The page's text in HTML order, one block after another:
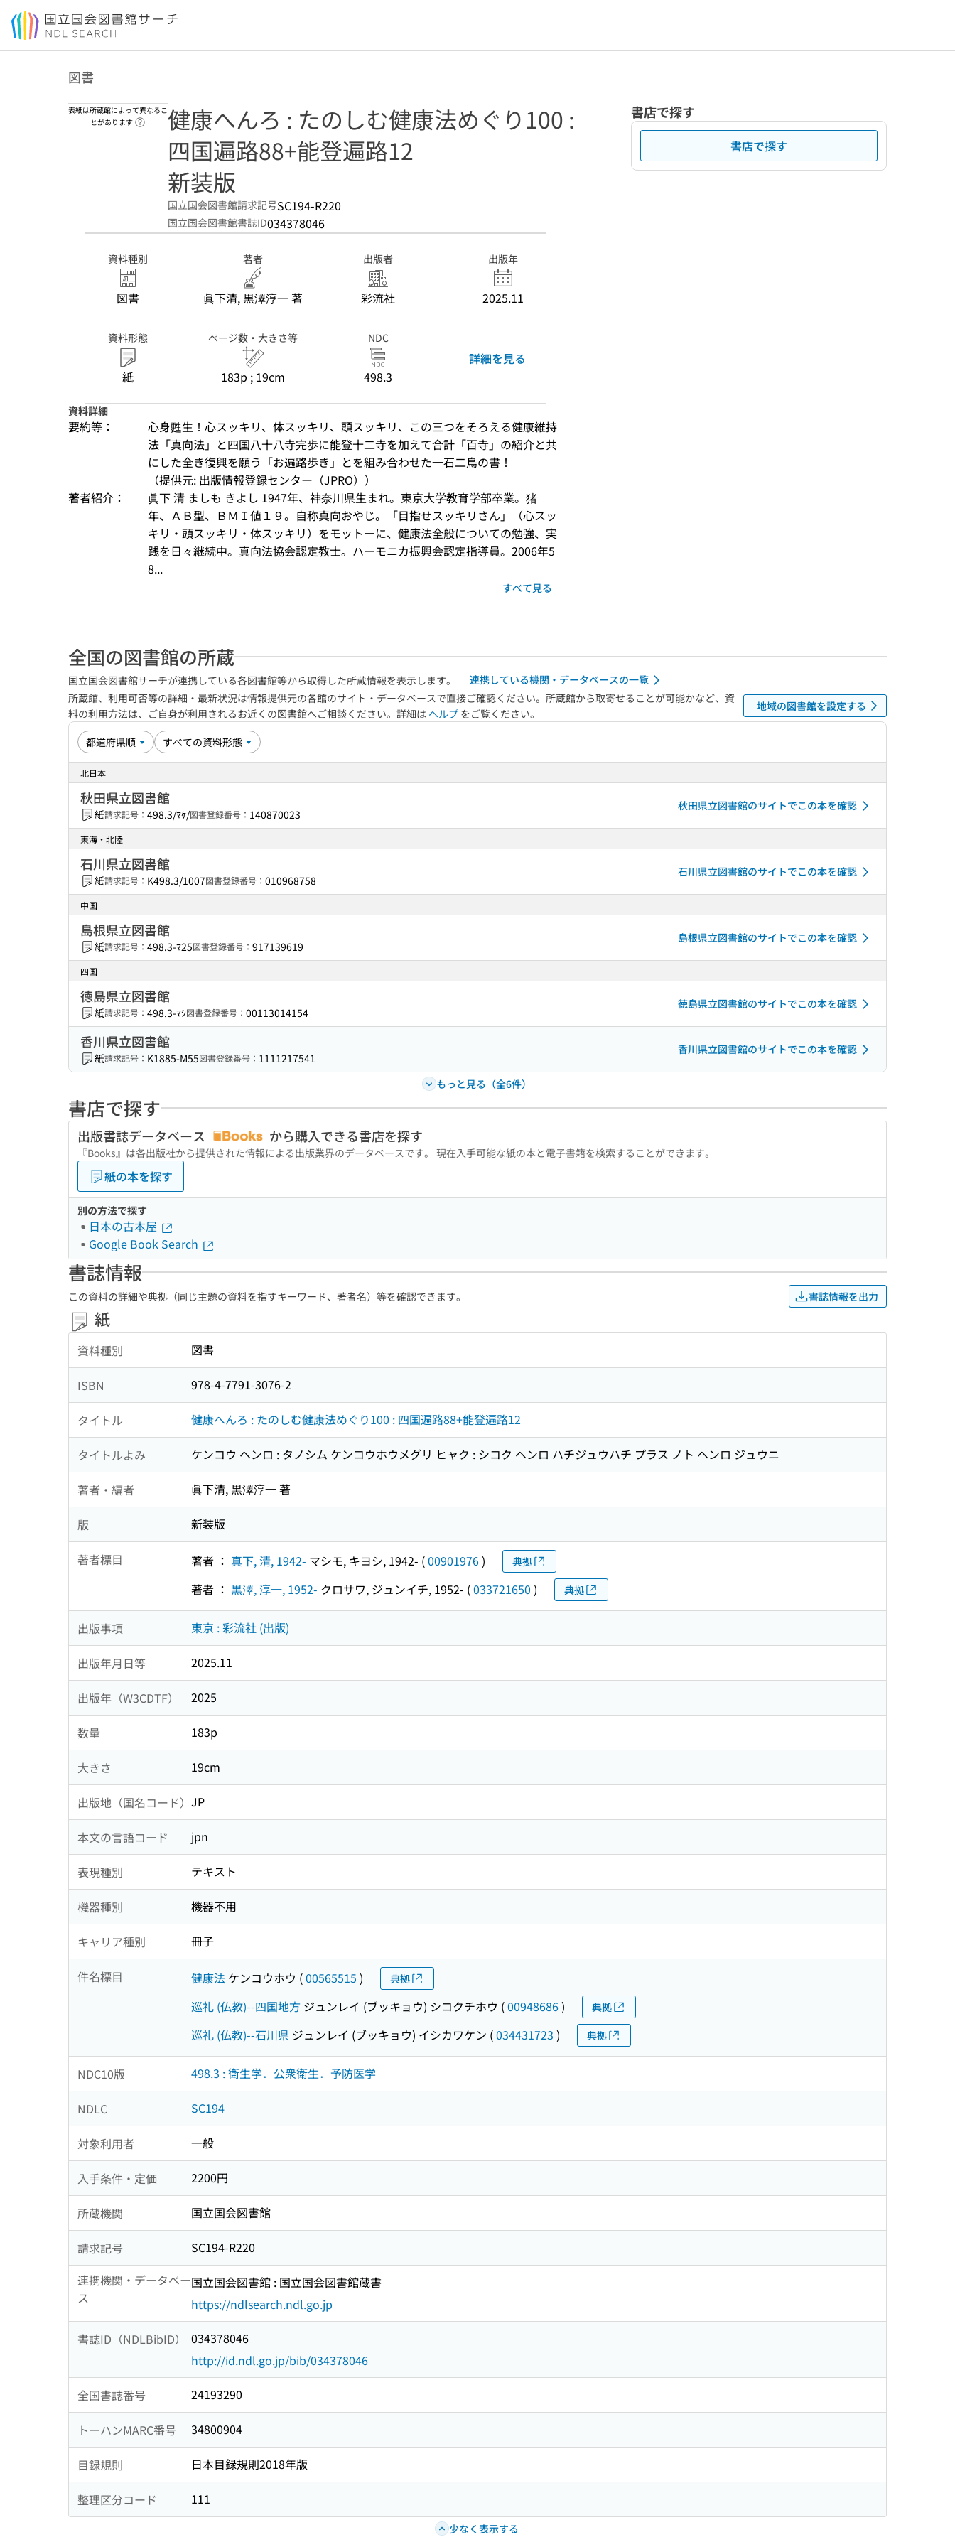
本文へ移動
図書
表紙は所蔵館によって異なるこ
とがあります
ヘルプページへのリンク
健康へんろ : たのしむ健康法めぐり100 :
四国遍路88+能登遍路12
新装版
国立国会図書館請求記号SC194-R220
国立国会図書館書誌ID034378046
資料種別
図書
著者
眞下清, 黒澤淳一 著
出版者
彩流社
出版年
2025.11
資料形態
紙
ページ数・大きさ等
183p ; 19cm
NDC
498.3
詳細を見る
資料詳細
要約等：
心身甦生！心スッキリ、体スッキリ、頭スッキリ、この三つをそろえる健康維持
法「真向法」と四国八十八寺完歩に能登十二寺を加えて合計「百寺」の紹介と共
にした全き復興を願う「お遍路歩き」とを組み合わせた一石二鳥の書！
（提供元: 出版情報登録センター（JPRO））
著者紹介：
眞下 清 ましも きよし 1947年、神奈川県生まれ。東京大学教育学部卒業。猪
年、ＡＢ型、ＢＭＩ値１９。自称真向おやじ。「目指せスッキリさん」（心スッ
キリ・頭スッキリ・体スッキリ）をモットーに、健康法全般についての勉強、実
践を日々継続中。真向法協会認定教士。ハーモニカ振興会認定指導員。2006年5
8...
すべて見る
書店で探す
書店で探す
全国の図書館の所蔵
国立国会図書館サーチが連携している各図書館等から取得した所蔵情報を表示します。
連携している機関・データベースの一覧
所蔵館、利用可否等の詳細・最新状況は情報提供元の各館のサイト・データベースで直接ご確認ください。所蔵館から取寄せることが可能かなど、資
料の利用方法は、ご自身が利用されるお近くの図書館へご相談ください。詳細は ヘルプ をご覧ください。
地域の図書館を設定する
北日本
秋田県立図書館
紙請求記号： 498.3/ﾏｹ/図書登録番号： 140870023
秋田県立図書館のサイトでこの本を確認
東海・北陸
石川県立図書館
紙請求記号： K498.3/1007図書登録番号： 010968758
石川県立図書館のサイトでこの本を確認
中国
島根県立図書館
紙請求記号： 498.3-ﾏ25図書登録番号： 917139619
島根県立図書館のサイトでこの本を確認
四国
徳島県立図書館
紙請求記号： 498.3-ﾏｼ図書登録番号： 00113014154
徳島県立図書館のサイトでこの本を確認
香川県立図書館
紙請求記号： K1885-M55図書登録番号： 1111217541
香川県立図書館のサイトでこの本を確認
もっと見る（全6件）
書店で探す
出版書誌データベース から購入できる書店を探す
『Books』は各出版社から提供された情報による出版業界のデータベースです。 現在入手可能な紙の本と電子書籍を検索することができます。
紙の本を探す
別の方法で探す
日本の古本屋
Google Book Search
書誌情報
この資料の詳細や典拠（同じ主題の資料を指すキーワード、著者名）等を確認できます。 書誌情報を出力
紙
資料種別 図書
ISBN 978-4-7791-3076-2
タイトル 健康へんろ : たのしむ健康法めぐり100 : 四国遍路88+能登遍路12
タイトルよみ ケンコウ ヘンロ : タノシム ケンコウホウメグリ ヒャク : シコク ヘンロ ハチジュウハチ プラス ノト ヘンロ ジュウニ
著者・編者 眞下清, 黒澤淳一 著
版 新装版
著者標目 著者 ： 真下, 清, 1942- マシモ, キヨシ, 1942- (00901976) 典拠
著者 ： 黒澤, 淳一, 1952- クロサワ, ジュンイチ, 1952- (033721650 ) 典拠
出版事項 東京 : 彩流社 (出版)
出版年月日等 2025.11
出版年（W3CDTF） 2025
数量 183p
大きさ 19cm
出版地（国名コード） JP
本文の言語コード jpn
表現種別 テキスト
機器種別 機器不用
キャリア種別 冊子
件名標目 健康法 ケンコウホウ (00565515 ) 典拠
巡礼 (仏教)--四国地方 ジュンレイ (ブッキョウ) シコクチホウ (00948686) 典拠
巡礼 (仏教)--石川県 ジュンレイ (ブッキョウ) イシカワケン (034431723 ) 典拠
NDC10版 498.3 : 衛生学．公衆衛生．予防医学
NDLC SC194
対象利用者 一般
入手条件・定価 2200円
所蔵機関 国立国会図書館
請求記号
SC194-R220
連携機関・データベー
ス
国立国会図書館 : 国立国会図書館蔵書
https://ndlsearch.ndl.go.jp
書誌ID（NDLBibID）
034378046
http://id.ndl.go.jp/bib/034378046
全国書誌番号 24193290
トーハンMARC番号 34800904
目録規則 日本目録規則2018年版
整理区分コード 111
少なく表示する